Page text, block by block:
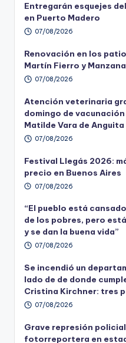
Entregarán esquejes
en Puerto Madero
07/08/2026
Renovación en los
Martín Fierro y
07/08/2026
Atención veterinaria
domingo de
Matilde Vara de Anguita
07/08/2026
Festival Llegás 2026:
precio en Buenos Aires
07/08/2026
“El pueblo está
de los pobres, pero
y se dan la buena vida”
07/08/2026
Se incendió un
lado de de donde
Cristina Kirchner: tres
07/08/2026
Grave represión
fotorreportera en